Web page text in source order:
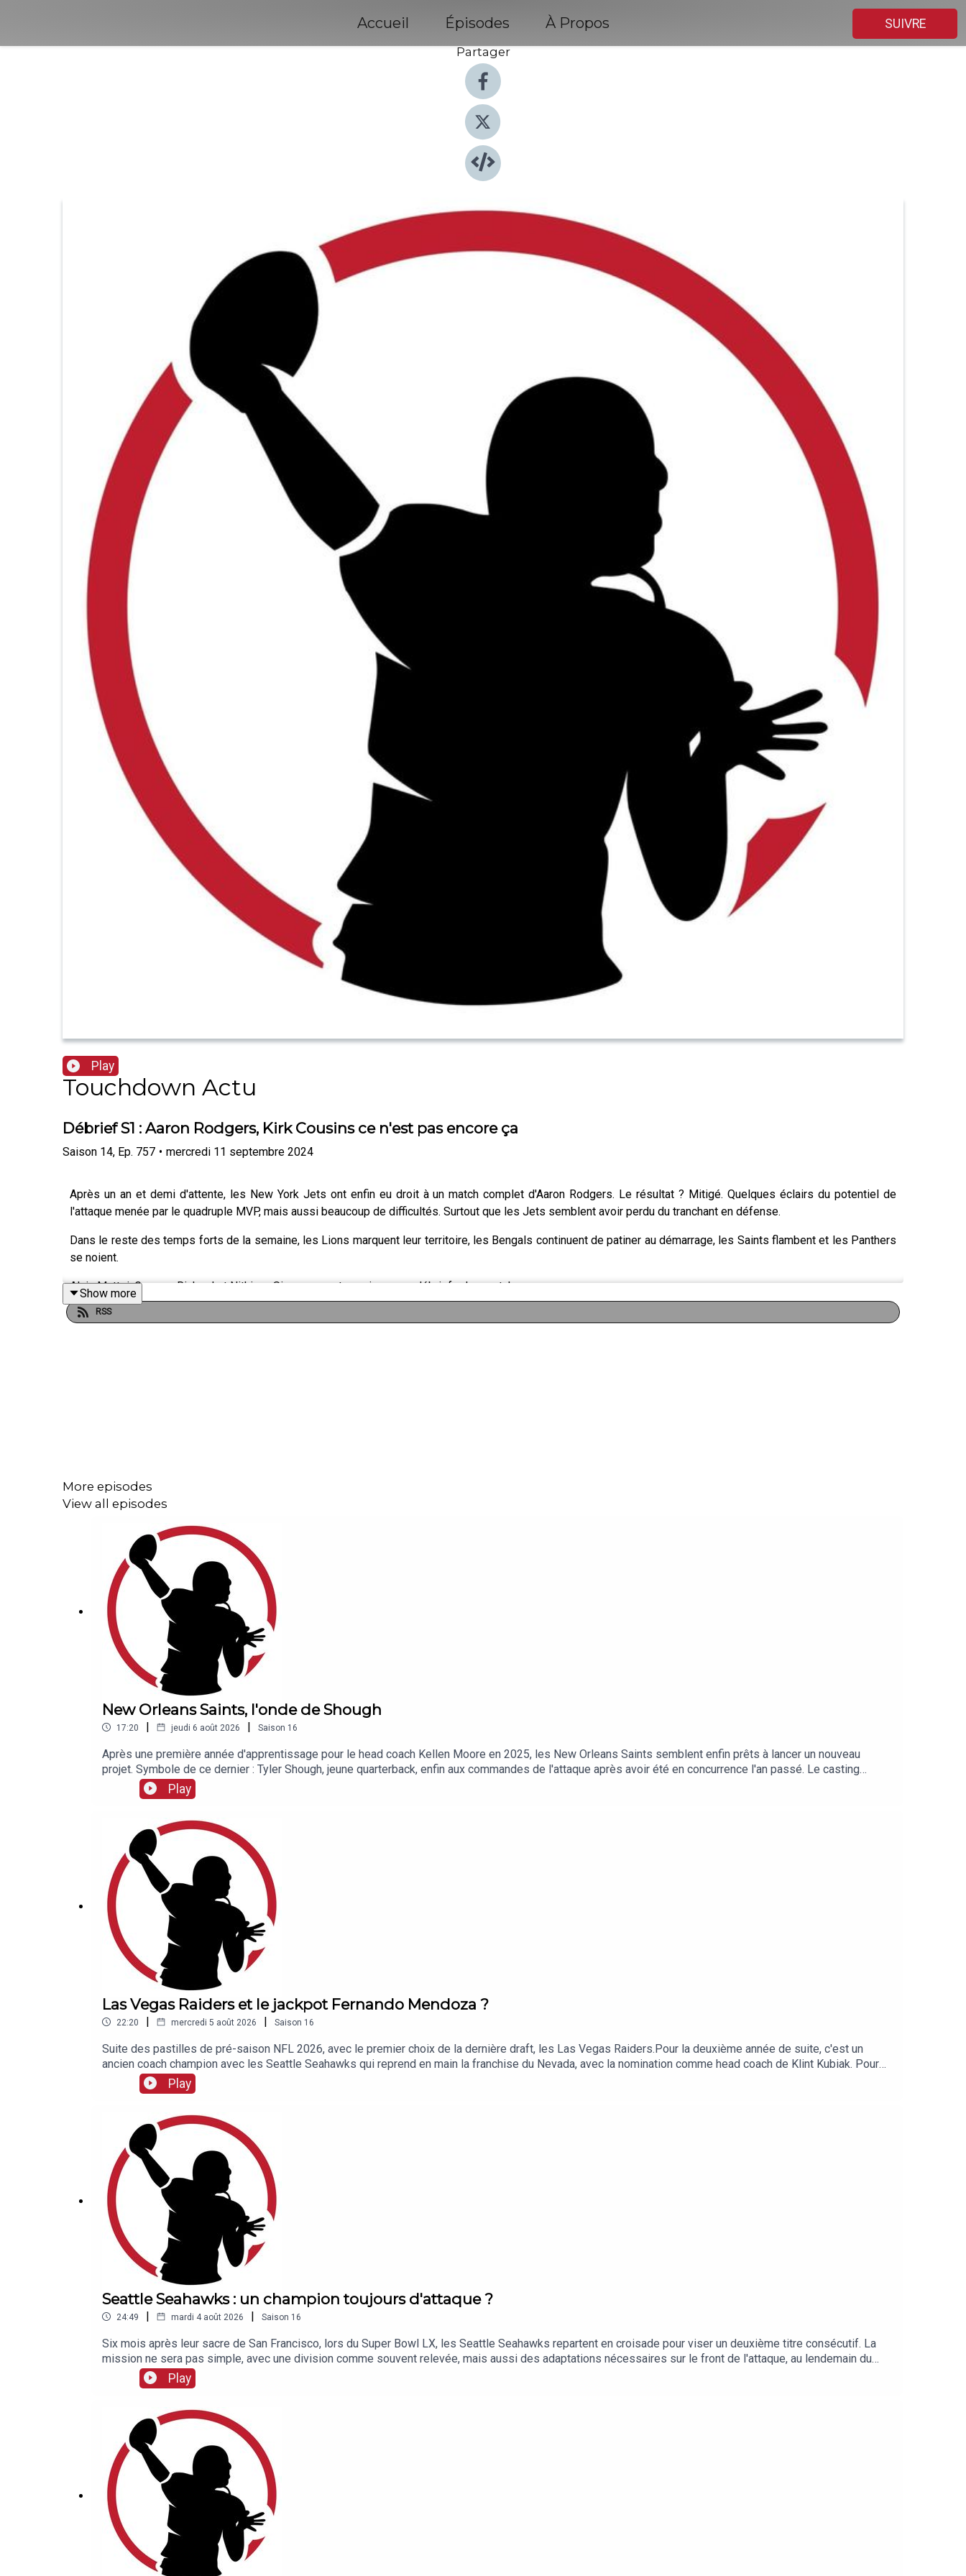
Accueil Épisodes À Propos
SUIVRE
Partager
Play
Touchdown Actu
Débrief S1 : Aaron Rodgers, Kirk Cousins ce n'est pas encore ça
Saison 14, Ep. 757 • mercredi 11 septembre 2024
Après un an et demi d'attente, les New York Jets ont enfin eu droit à un match complet d'Aaron Rodgers. Le résultat ? Mitigé. Quelques éclairs du potentiel de
l'attaque menée par le quadruple MVP, mais aussi beaucoup de difficultés. Surtout que les Jets semblent avoir perdu du tranchant en défense.
Dans le reste des temps forts de la semaine, les Lions marquent leur territoire, les Bengals continuent de patiner au démarrage, les Saints flambent et les Panthers
se noient.
Alain Mattei, Gregory Richard et Nithinya Simuong sont au micro pour débriefer les matchs.
Bonne écoute !
Show more
RSS
More episodes
View all episodes
New Orleans Saints, l'onde de Shough
17:20 | jeudi 6 août 2026 | Saison 16
Après une première année d'apprentissage pour le head coach Kellen Moore en 2025, les New Orleans Saints semblent enfin prêts à lancer un nouveau
projet. Symbole de ce dernier : Tyler Shough, jeune quarterback, enfin aux commandes de l'attaque après avoir été en concurrence l'an passé. Le casting
offensif autour de lui a été renforcé, mais que faut-il vraiment attendre de ces Saints version 2026, dans une NFC Sud pas vraiment excitante de prime abord
?Grégory Richard et Victor Roullier analysent les points forts et les points faibles de la franchise de Louisiane.
Play
Las Vegas Raiders et le jackpot Fernando Mendoza ?
22:20 | mercredi 5 août 2026 | Saison 16
Suite des pastilles de pré-saison NFL 2026, avec le premier choix de la dernière draft, les Las Vegas Raiders.Pour la deuxième année de suite, c'est un
ancien coach champion avec les Seattle Seahawks qui reprend en main la franchise du Nevada, avec la nomination comme head coach de Klint Kubiak. Pour
tenter de faire oublier une horrible saison 2025, le spécialiste offensif a recruté le quarterback rookie, Fernando Mendoza, champion universitaire avec
Indiana l'an passé. Ce duo, appuyé par des playmakers offensifs, a les moyens de déjouer les pronostics. Mais sera-ce suffisant pour y croire sur toute la
Play
Seattle Seahawks : un champion toujours d'attaque ?
24:49 | mardi 4 août 2026 | Saison 16
Six mois après leur sacre de San Francisco, lors du Super Bowl LX, les Seattle Seahawks repartent en croisade pour viser un deuxième titre consécutif. La
mission ne sera pas simple, avec une division comme souvent relevée, mais aussi des adaptations nécessaires sur le front de l'attaque, au lendemain du
départ du coordinateur offensif Klint Kubiak et du running back Kenneth Walker.Qu'est ce qui peut permettre aux Seahawks de renouer avec la finale ? Quels
sont les principaux obstacles ?Eléments de réponse avec Grégory Richard et Victor Roullier.
Play